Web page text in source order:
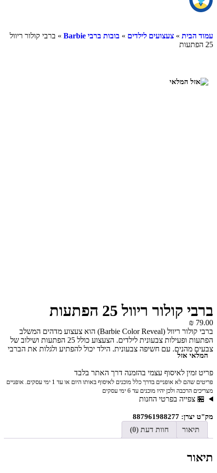
עמוד הבית » צעצועים לילדים » בובות ברבי Barbie
» ברבי קולור ריוול
25 הפתעות
ברבי קולור ריוול 25 הפתעות
₪ 79.00
ברבי קולור ריוול (Barbie Color Reveal) הוא צעצוע מדהים המשלב
הפתעות ופעילות צבעונית לילדים. הצעצוע כולל 25 הפתעות ושילוב של
צבעים מהנים. עם חשיפה צבעונית, הילד יכול להפתיע ולגלות את הברבי
הייחודית שנמצאת בתוך הבקבוק.
המלאי אזל
פריט זמין לאיסוף עצמי בהזמנה דרך האתר בלבד
פריטים שהם לא אופניים בדרך כלל מוכנים לאיסוף באותו היום או עד 1 ימי עסקים. אופניים
מצריכים הרכבה ולכן יהיו מוכנים עד 6 ימי עסקים
🏪 צפייה בפרטי החנות
מק"ט יצרן: 887961988277
תיאור חוות דעת (0)
תיאור